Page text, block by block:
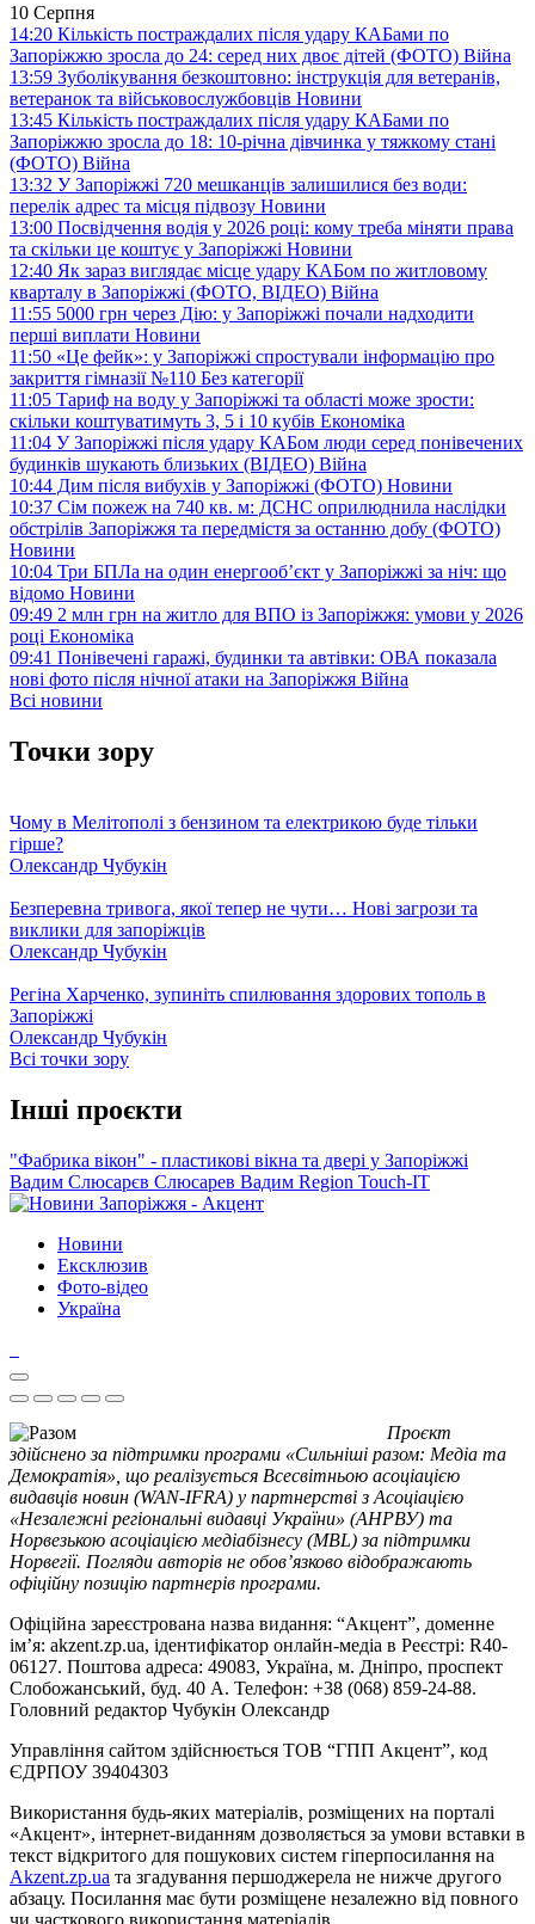
10 Серпня
14:20 Кількість постраждалих після удару КАБами по
Запоріжжю зросла до 24: серед них двоє дітей (ФОТО) Війна
13:59 Зуболікування безкоштовно: інструкція для ветеранів,
ветеранок та військовослужбовців Новини
13:45 Кількість постраждалих після удару КАБами по
Запоріжжю зросла до 18: 10-річна дівчинка у тяжкому стані
(ФОТО) Війна
13:32 У Запоріжжі 720 мешканців залишилися без води:
перелік адрес та місця підвозу Новини
13:00 Посвідчення водія у 2026 році: кому треба міняти права
та скільки це коштує у Запоріжжі Новини
12:40 Як зараз виглядає місце удару КАБом по житловому
кварталу в Запоріжжі (ФОТО, ВІДЕО) Війна
11:55 5000 грн через Дію: у Запоріжжі почали надходити
перші виплати Новини
11:50 «Це фейк»: у Запоріжжі спростували інформацію про
закриття гімназії №110 Без категорії
11:05 Тариф на воду у Запоріжжі та області може зрости:
скільки коштуватимуть 3, 5 і 10 кубів Економіка
11:04 У Запоріжжі після удару КАБом люди серед понівечених
будинків шукають близьких (ВІДЕО) Війна
10:44 Дим після вибухів у Запоріжжі (ФОТО) Новини
10:37 Сім пожеж на 740 кв. м: ДСНС оприлюднила наслідки
обстрілів Запоріжжя та передмістя за останню добу (ФОТО)
Новини
10:04 Три БПЛа на один енергооб’єкт у Запоріжжі за ніч: що
відомо Новини
09:49 2 млн грн на житло для ВПО із Запоріжжя: умови у 2026
році Економіка
09:41 Понівечені гаражі, будинки та автівки: ОВА показала
нові фото після нічної атаки на Запоріжжя Війна
Всі новини
Точки зору
Чому в Мелітополі з бензином та електрикою буде тільки
гірше?
Олександр Чубукін
Безперевна тривога, якої тепер не чути… Нові загрози та
виклики для запоріжців
Олександр Чубукін
Регіна Харченко, зупиніть спилювання здорових тополь в
Запоріжжі
Олександр Чубукін
Всі точки зору
Інші проєкти
"Фабрика вікон" - пластикові вікна та двері у Запоріжжі
Вадим Слюсарєв Слюсарев Вадим Region Touch-IT
Новини
Ексклюзив
Фото-відео
Україна
Проєкт
здійснено за підтримки програми «Сильніші разом: Медіа та
Демократія», що реалізується Всесвітньою асоціацією
видавців новин (WAN-IFRA) у партнерстві з Асоціацією
«Незалежні регіональні видавці України» (АНРВУ) та
Норвезькою асоціацією медіабізнесу (MBL) за підтримки
Норвегії. Погляди авторів не обов’язково відображають
офіційну позицію партнерів програми.
Офіційна зареєстрована назва видання: “Акцент”, доменне
ім’я: akzent.zp.ua, ідентифікатор онлайн-медіа в Реєстрі: R40-
06127. Поштова адреса: 49083, Україна, м. Дніпро, проспект
Слобожанський, буд. 40 А. Телефон: +38 (068) 859-24-88.
Головний редактор Чубукін Олександр
Управління сайтом здійснюється ТОВ “ГПП Акцент”, код
ЄДРПОУ 39404303
Використання будь-яких матеріалів, розміщених на порталі
«Акцент», інтернет-виданням дозволяється за умови вставки в
текст відкритого для пошукових систем гіперпосилання на
Akzent.zp.ua та згадування першоджерела не нижче другого
абзацу. Посилання має бути розміщене незалежно від повного